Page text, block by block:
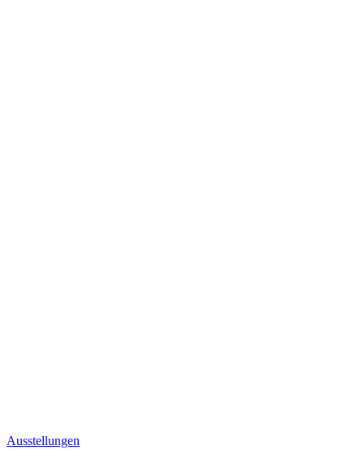
Ausstellungen